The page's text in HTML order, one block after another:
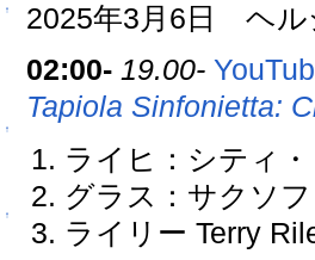
↑
↑
↑
2025年3月6日 ヘル
02:00- 19.00-
Tapiola Sinfonietta:
ライヒ：シティ
グラス：サクソ
ライリー Terry